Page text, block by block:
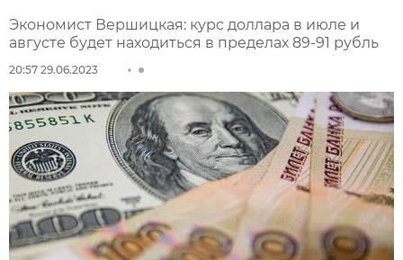
Экономист Вершицкая: курс доллара в июле и
августе будет находиться в пределах 89-91 рубль
20:57 29.06.2023